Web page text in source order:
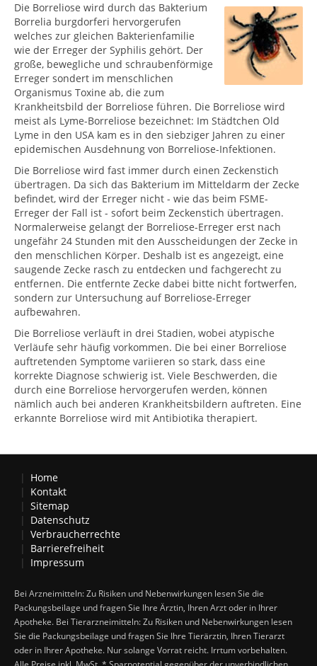
Die Borreliose wird durch das Bakterium
Borrelia burgdorferi hervorgerufen
welches zur gleichen Bakterienfamilie
wie der Erreger der Syphilis gehört. Der
große, bewegliche und schraubenförmige
Erreger sondert im menschlichen
Organismus Toxine ab, die zum
Krankheitsbild der Borreliose führen. Die Borreliose wird
meist als Lyme-Borreliose bezeichnet: Im Städtchen Old
Lyme in den USA kam es in den siebziger Jahren zu einer
epidemischen Ausdehnung von Borreliose-Infektionen.
Die Borreliose wird fast immer durch einen Zeckenstich
übertragen. Da sich das Bakterium im Mitteldarm der Zecke
befindet, wird der Erreger nicht - wie das beim FSME-
Erreger der Fall ist - sofort beim Zeckenstich übertragen.
Normalerweise gelangt der Borreliose-Erreger erst nach
ungefähr 24 Stunden mit den Ausscheidungen der Zecke in
den menschlichen Körper. Deshalb ist es angezeigt, eine
saugende Zecke rasch zu entdecken und fachgerecht zu
entfernen. Die entfernte Zecke dabei bitte nicht fortwerfen,
sondern zur Untersuchung auf Borreliose-Erreger
aufbewahren.
Die Borreliose verläuft in drei Stadien, wobei atypische
Verläufe sehr häufig vorkommen. Die bei einer Borreliose
auftretenden Symptome variieren so stark, dass eine
korrekte Diagnose schwierig ist. Viele Beschwerden, die
durch eine Borreliose hervorgerufen werden, können
nämlich auch bei anderen Krankheitsbildern auftreten. Eine
erkannte Borreliose wird mit Antibiotika therapiert.
Home
Kontakt
Sitemap
Datenschutz
Verbraucherrechte
Barrierefreiheit
Impressum
Bei Arzneimitteln: Zu Risiken und Nebenwirkungen lesen Sie die
Packungsbeilage und fragen Sie Ihre Ärztin, Ihren Arzt oder in Ihrer
Apotheke. Bei Tierarzneimitteln: Zu Risiken und Nebenwirkungen lesen
Sie die Packungsbeilage und fragen Sie Ihre Tierärztin, Ihren Tierarzt
oder in Ihrer Apotheke. Nur solange Vorrat reicht. Irrtum vorbehalten.